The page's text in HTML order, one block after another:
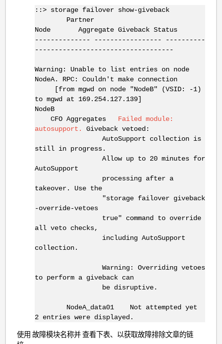
::> storage failover show-giveback
Partner
Node Aggregate Giveback Status
-------------- ----------------- ----------
-----------------------------------
Warning: Unable to list entries on node
NodeA. RPC: Couldn't make connection
[from mgwd on node "NodeB" (VSID: -1)
to mgwd at 169.254.127.139]
NodeB
CFO Aggregates
Failed module:
autosupport.
Giveback vetoed:
AutoSupport collection is
still in progress.
Allow up to 20 minutes for
AutoSupport
processing after a
takeover. Use the
"storage failover giveback
-override-vetoes
true" command to override
all veto checks,
including AutoSupport
collection.
Warning: Overriding vetoes
to perform a giveback can
be disruptive.
NodeA_data01 Not attempted yet
2 entries were displayed.
使用 故障模块名称并 查看下表、以获取故障排除文章的链